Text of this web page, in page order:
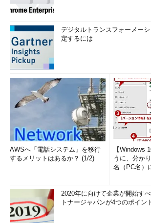
デジタルトランスフォーメー
定するには
AWSへ「電話システム」を移行
するメリットはあるか？ (1/2)
【Windows
うに、分か
名（PC名）
2020年に向けて企業が開始す
トナージャパンが4つのポイン